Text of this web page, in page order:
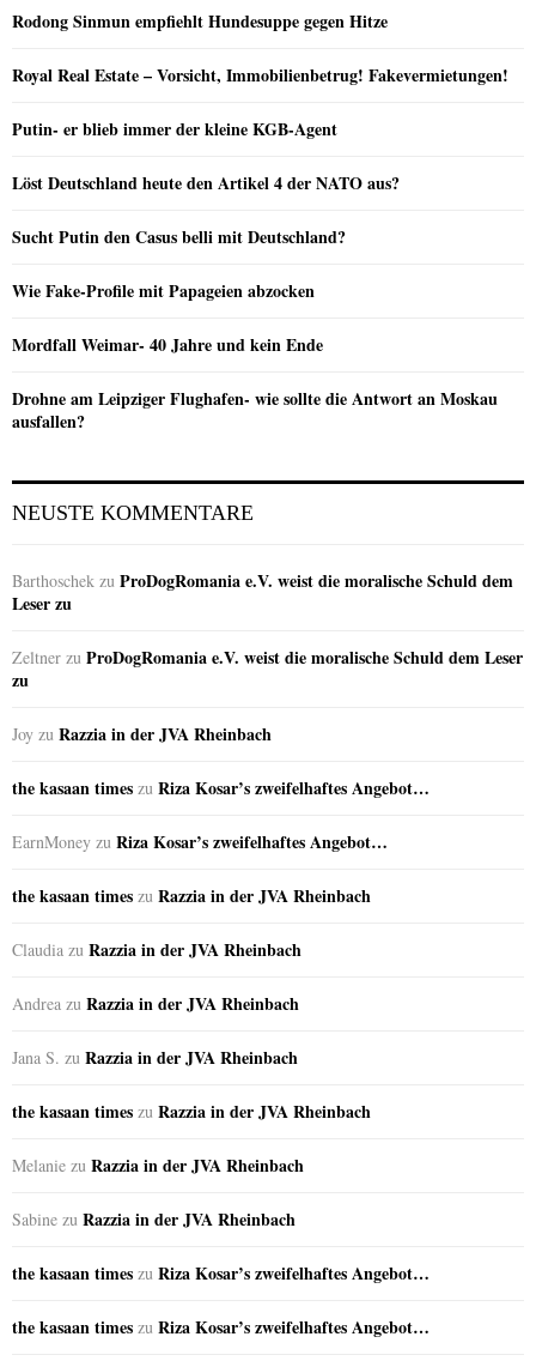
Rodong Sinmun empfiehlt Hundesuppe gegen Hitze
Royal Real Estate – Vorsicht, Immobilienbetrug! Fakevermietungen!
Putin- er blieb immer der kleine KGB-Agent
Löst Deutschland heute den Artikel 4 der NATO aus?
Sucht Putin den Casus belli mit Deutschland?
Wie Fake-Profile mit Papageien abzocken
Mordfall Weimar- 40 Jahre und kein Ende
Drohne am Leipziger Flughafen- wie sollte die Antwort an Moskau
ausfallen?
NEUSTE KOMMENTARE
Barthoschek zu ProDogRomania e.V. weist die moralische Schuld dem
Leser zu
Zeltner zu ProDogRomania e.V. weist die moralische Schuld dem Leser
zu
Joy zu Razzia in der JVA Rheinbach
the kasaan times zu Riza Kosar’s zweifelhaftes Angebot…
EarnMoney zu Riza Kosar’s zweifelhaftes Angebot…
the kasaan times zu Razzia in der JVA Rheinbach
Claudia zu Razzia in der JVA Rheinbach
Andrea zu Razzia in der JVA Rheinbach
Jana S. zu Razzia in der JVA Rheinbach
the kasaan times zu Razzia in der JVA Rheinbach
Melanie zu Razzia in der JVA Rheinbach
Sabine zu Razzia in der JVA Rheinbach
the kasaan times zu Riza Kosar’s zweifelhaftes Angebot…
the kasaan times zu Riza Kosar’s zweifelhaftes Angebot…